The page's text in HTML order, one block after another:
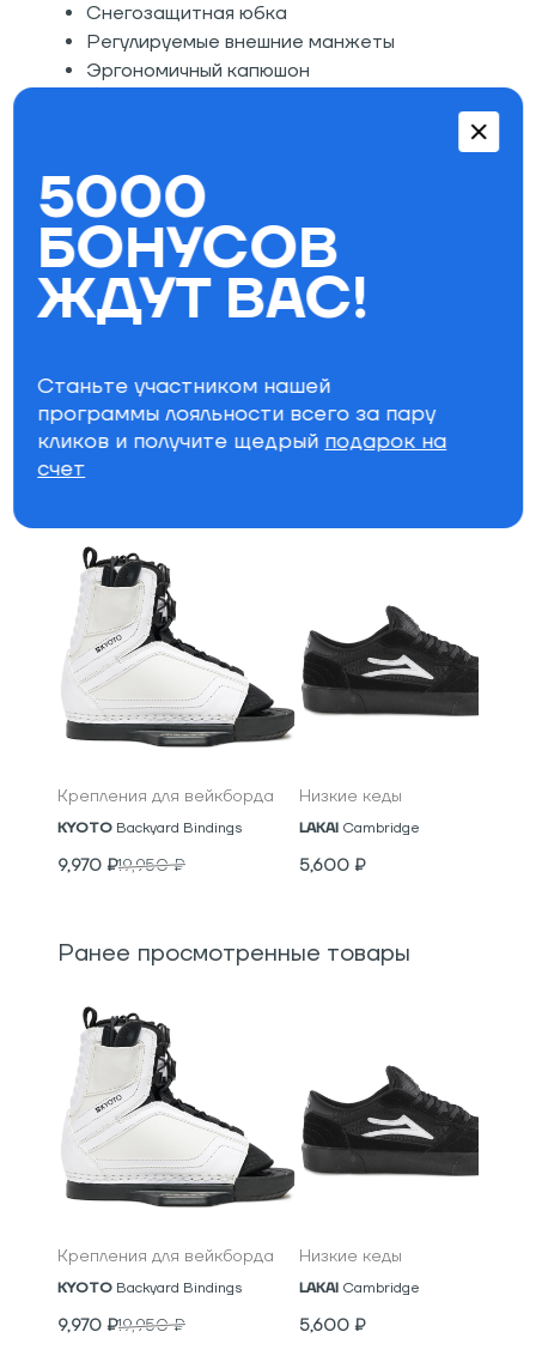
Снегозащитная юбка
Регулируемые внешние манжеты
Эргономичный капюшон
Параметры фильтра
Водостойкость
Паропроницаемость
Бренд
Крепления для вейкборда
KYOTO Backyard Bindings
9,970 ₽19,950₽
Низкие кеды
LAKAI Cambridge
5,600 ₽
Ранее просмотренные товары
Крепления для вейкборда
KYOTO Backyard Bindings
9,970 ₽19,950₽
Низкие кеды
LAKAI Cambridge
5,600 ₽
5000
БОНУСОВ
ЖДУТ ВАС!
Станьте участником нашей
программы лояльности всего за пару
кликов и получите щедрый подарок на
счет